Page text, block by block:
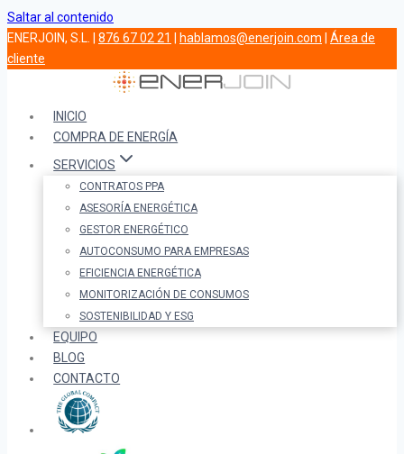
Saltar al contenido
ENERJOIN, S.L. | 876 67 02 21 hablamos@enerjoin.com
Área de
cliente
INICIO
COMPRA DE ENERGÍA
SERVICIOS
CONTRATOS PPA
ASESORÍA ENERGÉTICA
GESTOR ENERGÉTICO
AUTOCONSUMO PARA EMPRESAS
EFICIENCIA ENERGÉTICA
MONITORIZACIÓN DE CONSUMOS
SOSTENIBILIDAD Y ESG
EQUIPO
BLOG
CONTACTO